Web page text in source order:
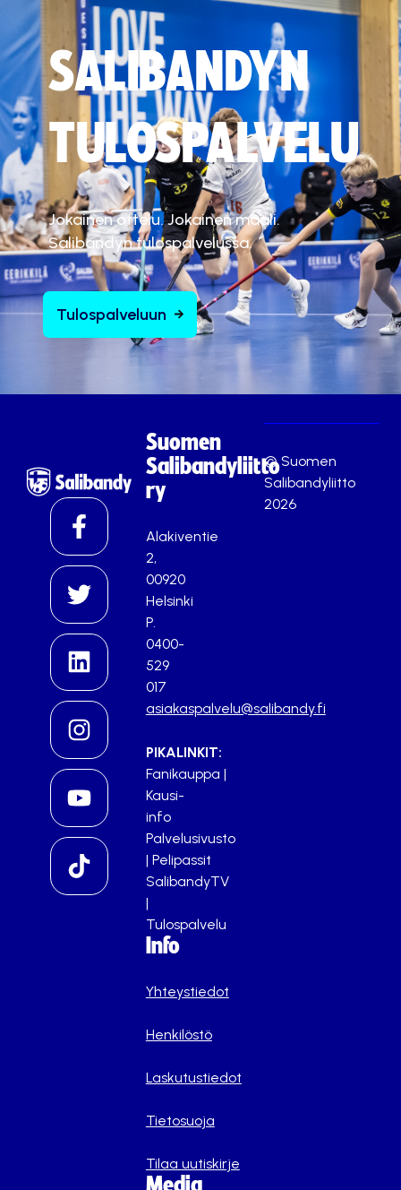
SALIBANDYN
TULOSPALVELU
Jokainen ottelu. Jokainen maali.
Salibandyn tulospalvelussa.
Tulospalveluun
Suomen
Salibandyliitto
ry
Alakiventie
2,
00920
Helsinki
P.
0400-
529
017
asiakaspalvelu@salibandy.fi
PIKALINKIT:
Fanikauppa |
Kausi-
info
Palvelusivusto
| Pelipassit
SalibandyTV
|
Tulospalvelu
Info
Yhteystiedot
Henkilöstö
Laskutustiedot
Tietosuoja
Tilaa uutiskirje
© Suomen
Salibandyliitto
2026